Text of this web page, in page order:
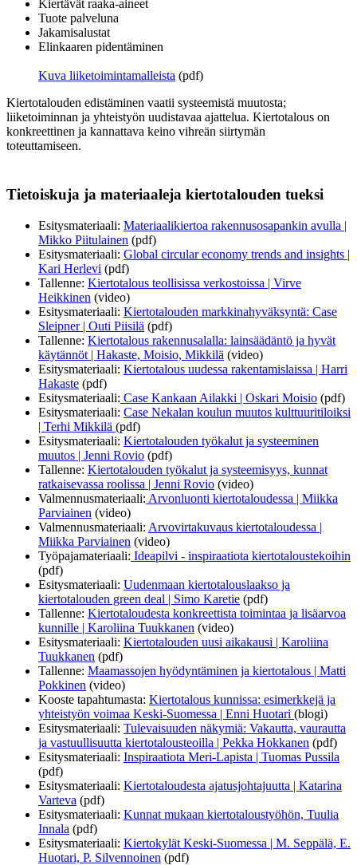
Kiertävät raaka-aineet
Tuote palveluna
Jakamisalustat
Elinkaaren pidentäminen
Kuva liiketoimintamalleista (pdf)
Kiertotalouden edistäminen vaatii systeemistä muutosta;
liiketoiminnan ja yhteistyön uudistavaa ajattelua. Kiertotalous on
konkreettinen ja kannattava keino vihreän siirtymän
toteuttamiseen.
Tietoiskuja ja materiaaleja kiertotalouden tueksi
Esitysmateriaali: Materiaalikiertoa rakennusosapankin avulla |
Mikko Piitulainen (pdf)
Esitysmateriaali: Global circular economy trends and insights |
Kari Herlevi (pdf)
Tallenne: Kiertotalous teollisissa verkostoissa | Virve
Heikkinen (video)
Esitysmateriaali: Kiertotalouden markkinahyväksyntä: Case
Sleipner | Outi Piisilä (pdf)
Tallenne: Kiertotalous rakennusalalla: lainsäädäntö ja hyvät
käytännöt | Hakaste, Moisio, Mikkilä (video)
Esitysmateriaali: Kiertotalous uudessa rakentamislaissa | Harri
Hakaste (pdf)
Esitysmateriaali: Case Kankaan Ailakki | Oskari Moisio (pdf)
Esitysmateriaali: Case Nekalan koulun muutos kulttuuritiloiksi
| Terhi Mikkilä (pdf)
Esitysmateriaali: Kiertotalouden työkalut ja systeeminen
muutos | Jenni Rovio (pdf)
Tallenne: Kiertotalouden työkalut ja systeemisyys, kunnat
ratkaisevassa roolissa | Jenni Rovio (video)
Valmennusmateriaali: Arvonluonti kiertotaloudessa | Miikka
Parviainen (video)
Valmennusmateriaali: Arvovirtakuvaus kiertotaloudessa |
Miikka Parviainen (video)
Työpajamateriaali: Ideapilvi - inspiraatiota kiertotaloustekoihin
(pdf)
Esitysmateriaali: Uudenmaan kiertotalouslaakso ja
kiertotalouden green deal | Simo Karetie (pdf)
Tallenne: Kiertotaloudesta konkreettista toimintaa ja lisäarvoa
kunnille | Karoliina Tuukkanen (video)
Esitysmateriaali: Kiertotalouden uusi aikakausi | Karoliina
Tuukkanen (pdf)
Tallenne: Maamassojen hyödyntäminen ja kiertotalous | Matti
Pokkinen (video)
Kooste tapahtumasta: Kiertotalous kunnissa: esimerkkejä ja
yhteistyön voimaa Keski-​Suomessa | Enni Huotari (blogi)
Esitysmateriaali: Tulevaisuuden näkymiä: Vakautta, vaurautta
ja vastuullisuutta kiertotalousteoilla | Pekka Hokkanen (pdf)
Esitysmateriaali: Inspiraatiota Meri-Lapista | Tuomas Pussila
(pdf)
Esitysmateriaali: Kiertotaloudesta ajatusjohtajuutta | Katarina
Varteva (pdf)
Esitysmateriaali: Kunnat mukaan kiertotaloustyöhön, Tuulia
Innala (pdf)
Esitysmateriaali: Kiertokylät Keski-Suomessa | M. Seppälä, E.
Huotari, P. Silvennoinen (pdf)